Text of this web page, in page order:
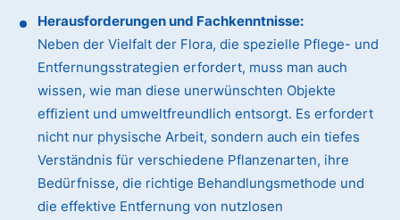
Herausforderungen und Fachkenntnisse:
Neben der Vielfalt der Flora, die spezielle Pflege- und
Entfernungsstrategien erfordert, muss man auch
wissen, wie man diese unerwünschten Objekte
effizient und umweltfreundlich entsorgt. Es erfordert
nicht nur physische Arbeit, sondern auch ein tiefes
Verständnis für verschiedene Pflanzenarten, ihre
Bedürfnisse, die richtige Behandlungsmethode und
die effektive Entfernung von nutzlosen